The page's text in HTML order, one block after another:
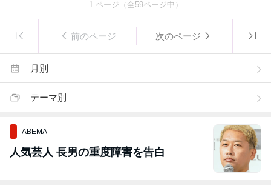
1ページ（全59ページ中）
前のページ 次のページ
月別
テーマ別
ABEMA
人気芸人 長男の重度障害を告白